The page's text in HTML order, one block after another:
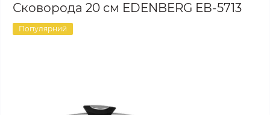
Сковорода 20 см EDENBERG ЕВ-5713
Популярний